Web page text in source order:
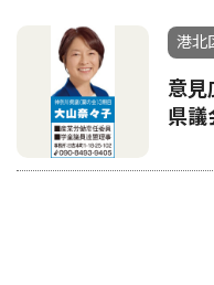
港北
意
県議